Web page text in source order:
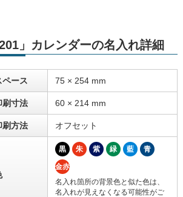
201」カレンダーの名入れ詳細
ペース 75 × 254 mm
刷寸法 60 × 214 mm
刷方法 オフセット
黒 朱 紫 緑 藍 青
金赤
名入れ箇所の背景色と似た色は、
名入れが見えなくなる可能性がご